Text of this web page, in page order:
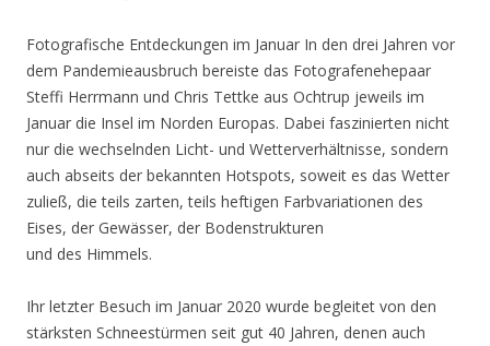
Fotografische Entdeckungen im Januar In den drei Jahren vor
dem Pandemieausbruch bereiste das Fotografenehepaar
Steffi Herrmann und Chris Tettke aus Ochtrup jeweils im
Januar die Insel im Norden Europas. Dabei faszinierten nicht
nur die wechselnden Licht- und Wetterverhältnisse, sondern
auch abseits der bekannten Hotspots, soweit es das Wetter
zuließ, die teils zarten, teils heftigen Farbvariationen des
Eises, der Gewässer, der Bodenstrukturen
und des Himmels.
Ihr letzter Besuch im Januar 2020 wurde begleitet von den
stärksten Schneestürmen seit gut 40 Jahren, denen auch